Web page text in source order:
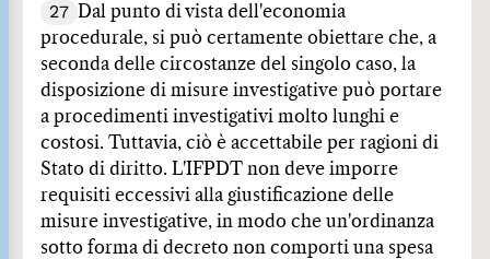
27
Dal punto di vista dell'economia
procedurale, si può certamente obiettare che, a
seconda delle circostanze del singolo caso, la
disposizione di misure investigative può portare
a procedimenti investigativi molto lunghi e
costosi. Tuttavia, ciò è accettabile per ragioni di
Stato di diritto. L'IFPDT non deve imporre
requisiti eccessivi alla giustificazione delle
misure investigative, in modo che un'ordinanza
sotto forma di decreto non comporti una spesa